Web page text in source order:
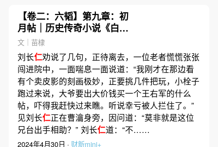
【卷二：六韬】第九章：初
月帖｜历史传奇小说《白
幡》
文｜苗棣
刘长仁劝说了几句，正待离去，一位老者慌慌张张
闯进院中，一面喘息一面说道：“我刚才在那边看
有个卖皮影的刻画极妙，正要挑几件把玩，小栓子
跑过来说，大爷要出大价钱买一个王右军的什么
帖，吓得我赶快过来瞧。听说幸亏被人拦住了。”
见刘长仁正在曹瀹身旁，因问道：“莫非就是这位
兄台出手相助？” 刘长仁道：“不……
2024年4月30日 · 财新mini+